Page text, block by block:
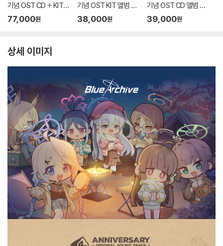
기념 OST CD + KIT
앨범 패키지 (BLUE AR
T ALBUM PACKAG
77,000원
기념 OST KIT 앨범 패
키지 (BLUE ARCHIVE
38,000원
기념 OST CD 앨범 패
키지 (BLUE ARCHIVE
39,000원
상세 이미지